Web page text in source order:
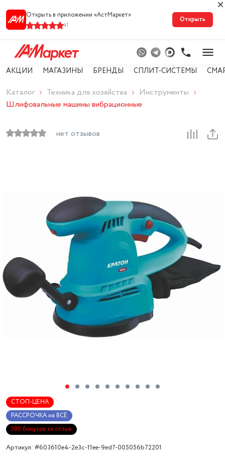
Открыть в приложении «АстМарке‪т‬»
41
Открыть
АКЦИИ МАГАЗИНЫ БРЕНДЫ СПЛИТ-СИСТЕМЫ
Каталог Техника для хозяйства
Инструменты
Шлифовальные машины вибрационные
нет отзывов
СТОП-ЦЕНА
РАССРОЧКА на ВСЁ
300 бонусов за отзыв
Артикул: #603610e4-2e3c-11ee-9ed7-005056b72201